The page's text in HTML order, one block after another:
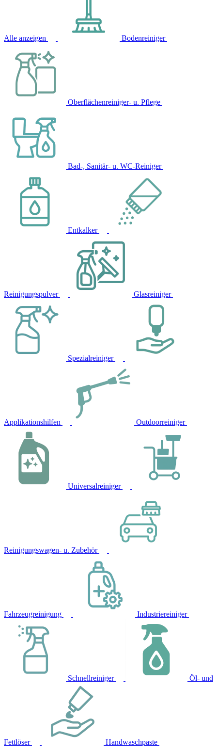
Alle anzeigen Bodenreiniger
Oberflächenreiniger- u. Pflege
Bad-, Sanitär- u. WC-Reiniger
Entkalker
Reinigungspulver Glasreiniger
Spezialreiniger
Applikationshilfen Outdoorreiniger
Universalreiniger
Reinigungswagen- u. Zubehör
Fahrzeugreinigung Industriereiniger
Schnellreiniger Öl- und
Fettlöser Handwaschpaste